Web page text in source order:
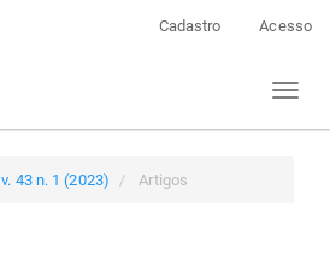
Cadastro Acesso
Toggle
v. 43 n. 1 (2023) Artigos